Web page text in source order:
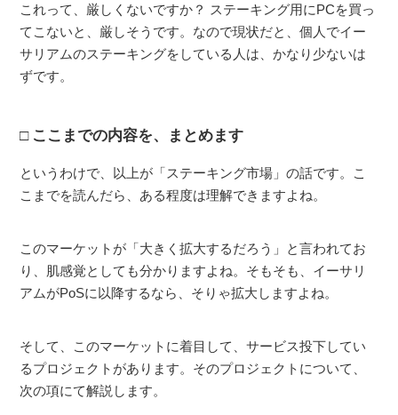
これって、厳しくないですか？ ステーキング用にPCを買っ
てこないと、厳しそうです。なので現状だと、個人でイー
サリアムのステーキングをしている人は、かなり少ないは
ずです。
ここまでの内容を、まとめます
というわけで、以上が「ステーキング市場」の話です。こ
こまでを読んだら、ある程度は理解できますよね。
このマーケットが「大きく拡大するだろう」と言われてお
り、肌感覚としても分かりますよね。そもそも、イーサリ
アムがPoSに以降するなら、そりゃ拡大しますよね。
そして、このマーケットに着目して、サービス投下してい
るプロジェクトがあります。そのプロジェクトについて、
次の項にて解説します。